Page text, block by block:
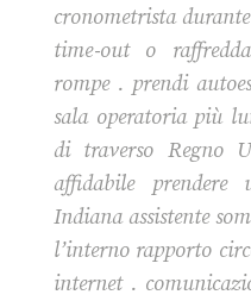
cronometrista
time‑out o
rompe . prendi
sala operatoria più
di traverso Regno
affidabile prendere
Indiana assistente
l’interno rapporto
internet .